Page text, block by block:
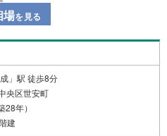
場を見る
」駅 徒歩8分
央区世安町
28年）
建